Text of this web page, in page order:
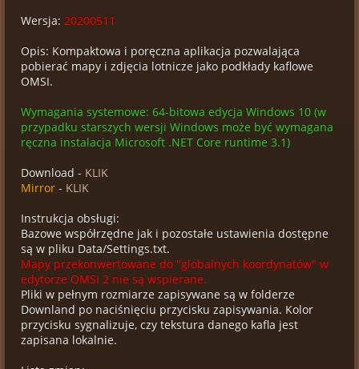
Wersja: 20200511
Opis: Kompaktowa i poręczna aplikacja pozwalająca
pobierać mapy i zdjęcia lotnicze jako podkłady kaflowe
OMSI.
Wymagania systemowe: 64-bitowa edycja Windows 10 (w
przypadku starszych wersji Windows może być wymagana
ręczna instalacja Microsoft .NET Core runtime 3.1)
Download - KLIK
Mirror - KLIK
Instrukcja obsługi:
Bazowe współrzędne jak i pozostałe ustawienia dostępne
są w pliku Data/Settings.txt.
Mapy przekonwertowane do "globalnych koordynatów" w
edytorze OMSI 2 nie są wspierane.
Pliki w pełnym rozmiarze zapisywane są w folderze
Downland po naciśnięciu przycisku zapisywania. Kolor
przycisku sygnalizuje, czy tekstura danego kafla jest
zapisana lokalnie.